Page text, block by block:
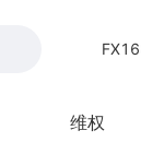
维权